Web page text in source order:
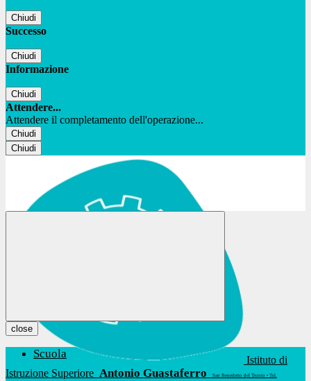
Chiudi
Successo
Chiudi
Informazione
Chiudi
Attendere...
Attendere il completamento dell'operazione...
Chiudi
Chiudi
Istituto di
Istruzione Superiore Antonio Guastaferro San Benedetto del Tronto • Tel.
close
Scuola